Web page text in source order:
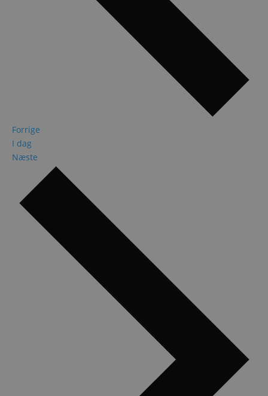
ForrigeBegivenheder
I dag
NæsteBegivenheder